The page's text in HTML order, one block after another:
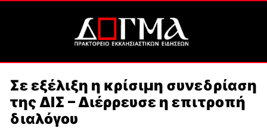
Σε εξέλιξη η κρίσιμη συνεδρίαση
της ΔΙΣ – Διέρρευσε η επιτροπή
διαλόγου